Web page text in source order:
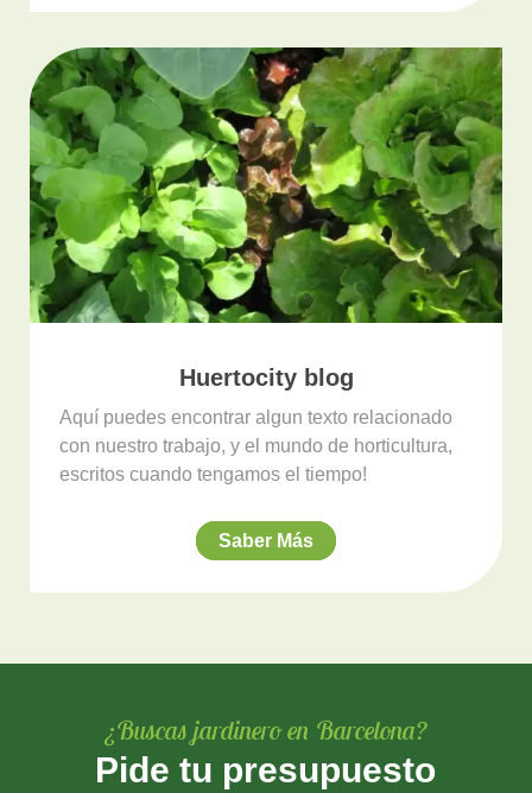
Huertocity blog
Aquí puedes encontrar algun texto relacionado
con nuestro trabajo, y el mundo de horticultura,
escritos cuando tengamos el tiempo!
Saber Más
¿Buscas jardinero en Barcelona?
Pide tu presupuesto